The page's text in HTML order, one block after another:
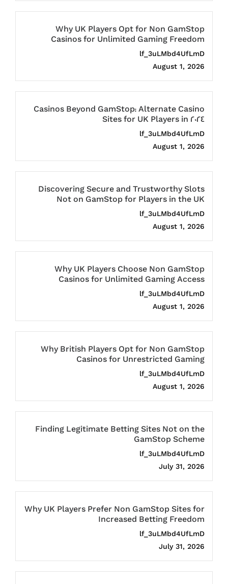
Why UK Players Opt for Non GamStop
Casinos for Unlimited Gaming Freedom
lf_3uLMbd4UfLmD
August 1, 2026
Casinos Beyond GamStop: Alternate Casino
Sites for UK Players in 2024
lf_3uLMbd4UfLmD
August 1, 2026
Discovering Secure and Trustworthy Slots
Not on GamStop for Players in the UK
lf_3uLMbd4UfLmD
August 1, 2026
Why UK Players Choose Non GamStop
Casinos for Unlimited Gaming Access
lf_3uLMbd4UfLmD
August 1, 2026
Why British Players Opt for Non GamStop
Casinos for Unrestricted Gaming
lf_3uLMbd4UfLmD
August 1, 2026
Finding Legitimate Betting Sites Not on the
GamStop Scheme
lf_3uLMbd4UfLmD
July 31, 2026
Why UK Players Prefer Non GamStop Sites for
Increased Betting Freedom
lf_3uLMbd4UfLmD
July 31, 2026